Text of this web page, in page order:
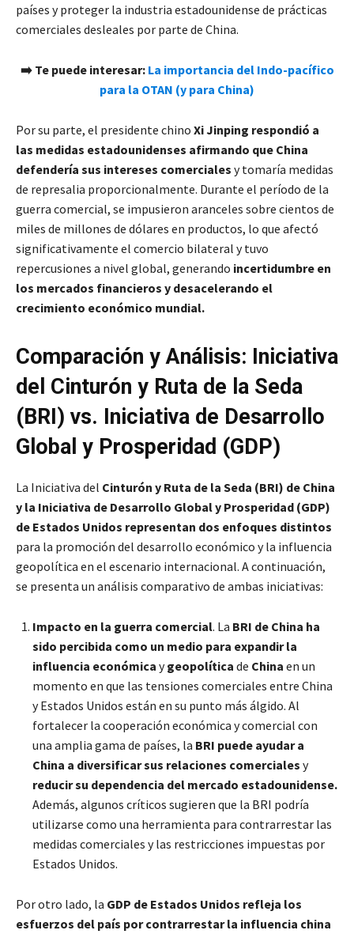
países y proteger la industria estadounidense de prácticas
comerciales desleales por parte de China.
➡️ Te puede interesar: La importancia del Indo-pacífico
para la OTAN (y para China)
Por su parte, el presidente chino Xi Jinping respondió a
las medidas estadounidenses afirmando que China
defendería sus intereses comerciales y tomaría medidas
de represalia proporcionalmente. Durante el período de la
guerra comercial, se impusieron aranceles sobre cientos de
miles de millones de dólares en productos, lo que afectó
significativamente el comercio bilateral y tuvo
repercusiones a nivel global, generando incertidumbre en
los mercados financieros y desacelerando el
crecimiento económico mundial.
Comparación y Análisis: Iniciativa
del Cinturón y Ruta de la Seda
(BRI) vs. Iniciativa de Desarrollo
Global y Prosperidad (GDP)
La Iniciativa del Cinturón y Ruta de la Seda (BRI) de China
y la Iniciativa de Desarrollo Global y Prosperidad (GDP)
de Estados Unidos representan dos enfoques distintos
para la promoción del desarrollo económico y la influencia
geopolítica en el escenario internacional. A continuación,
se presenta un análisis comparativo de ambas iniciativas:
Impacto en la guerra comercial. La BRI de China ha
sido percibida como un medio para expandir la
influencia económica ygeopolítica de China en un
momento en que las tensiones comerciales entre China
y Estados Unidos están en su punto más álgido. Al
fortalecer la cooperación económica y comercial con
una amplia gama de países, la BRI puede ayudar a
China a diversificar sus relaciones comerciales y
reducir su dependencia del mercado estadounidense.
Además, algunos críticos sugieren que la BRI podría
utilizarse como una herramienta para contrarrestar las
medidas comerciales y las restricciones impuestas por
Estados Unidos.
Por otro lado, la GDP de Estados Unidos refleja los
esfuerzos del país por contrarrestar la influencia china